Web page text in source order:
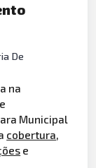
De
na
Municipal
cobertura
e